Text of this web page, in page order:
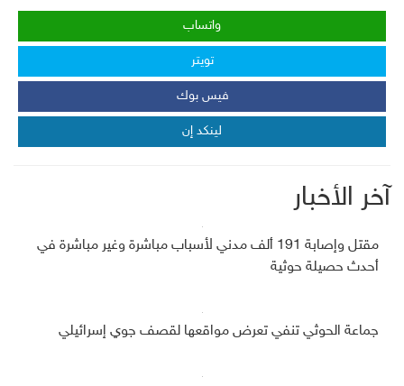
واتساب
تويتر
فيس بوك
لينكد إن
آخر الأخبار
مقتل وإصابة 191 ألف مدني لأسباب مباشرة وغير مباشرة في
أحدث حصيلة حوثية
جماعة الحوثي تنفي تعرض مواقعها لقصف جوي إسرائيلي